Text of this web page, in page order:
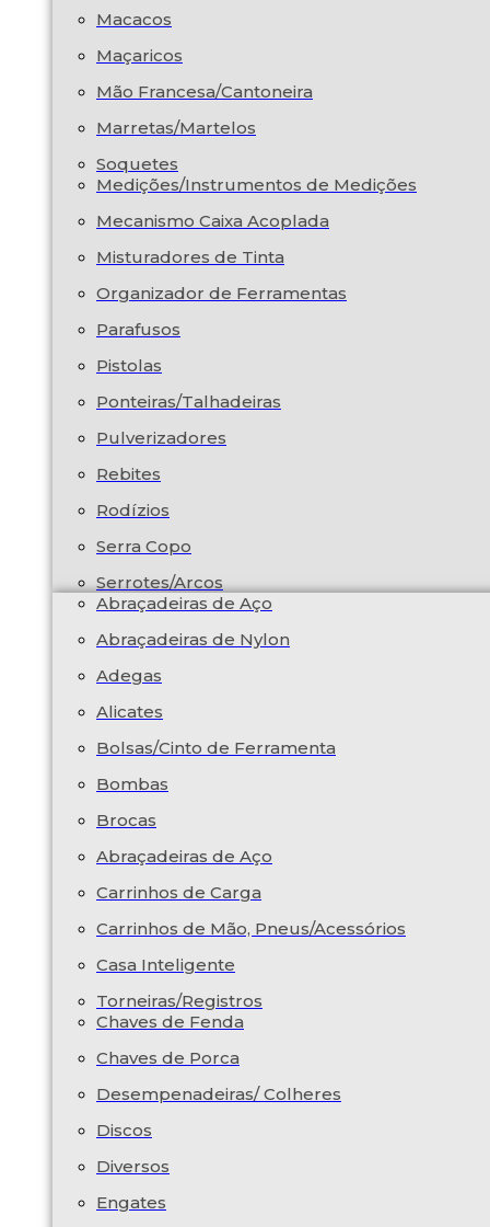
Macacos
Maçaricos
Mão Francesa/Cantoneira
Marretas/Martelos
Soquetes
Medições/Instrumentos de Medições
Mecanismo Caixa Acoplada
Misturadores de Tinta
Organizador de Ferramentas
Parafusos
Pistolas
Ponteiras/Talhadeiras
Pulverizadores
Rebites
Rodízios
Serra Copo
Serrotes/Arcos
Abraçadeiras de Aço
Abraçadeiras de Nylon
Adegas
Alicates
Bolsas/Cinto de Ferramenta
Bombas
Brocas
Abraçadeiras de Aço
Carrinhos de Carga
Carrinhos de Mão, Pneus/Acessórios
Casa Inteligente
Torneiras/Registros
Chaves de Fenda
Chaves de Porca
Desempenadeiras/ Colheres
Discos
Diversos
Engates